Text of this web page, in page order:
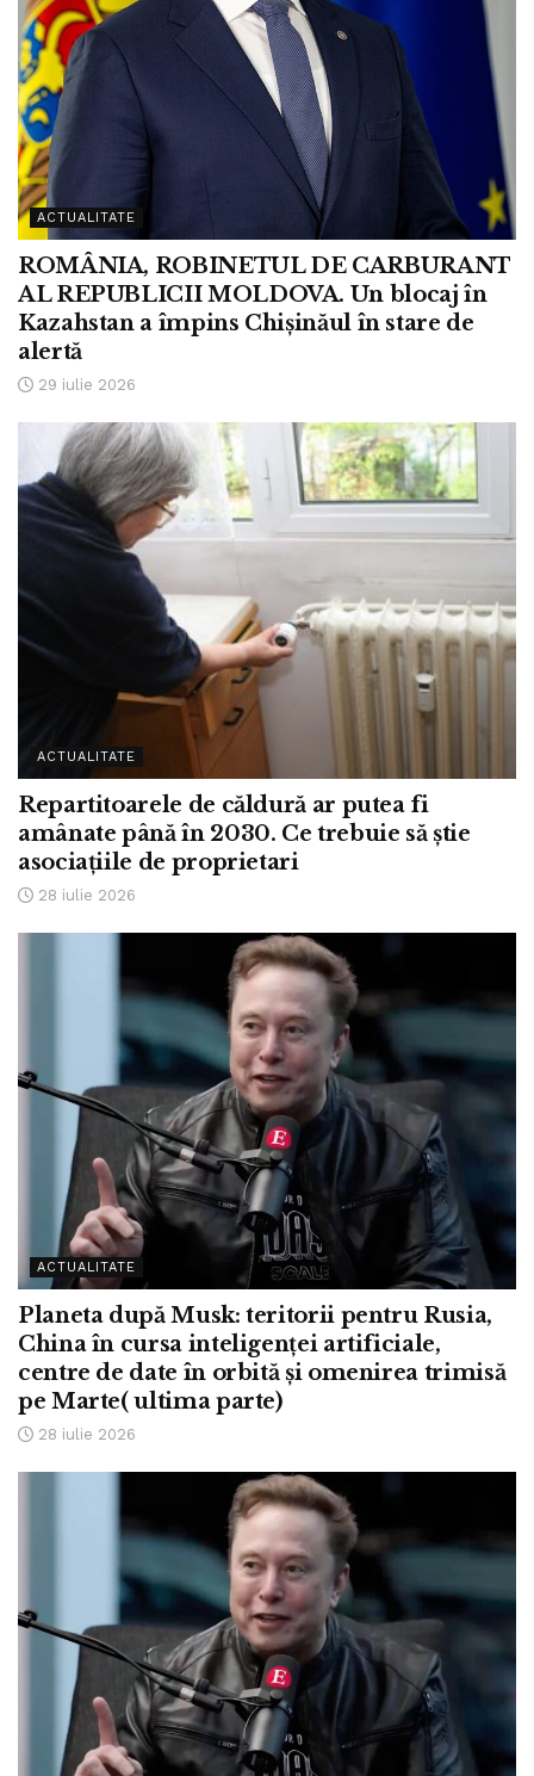
ACTUALITATE
ROMÂNIA, ROBINETUL DE CARBURANT
AL REPUBLICII MOLDOVA. Un blocaj în
Kazahstan a împins Chișinăul în stare de
alertă
29 iulie 2026
ACTUALITATE
Repartitoarele de căldură ar putea fi
amânate până în 2030. Ce trebuie să știe
asociațiile de proprietari
28 iulie 2026
ACTUALITATE
Planeta după Musk: teritorii pentru Rusia,
China în cursa inteligenței artificiale,
centre de date în orbită și omenirea trimisă
pe Marte( ultima parte)
28 iulie 2026